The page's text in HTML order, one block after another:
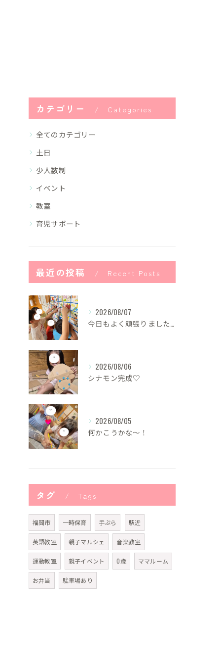
カテゴリー Categories
全てのカテゴリー
土日
少人数制
イベント
教室
育児サポート
最近の投稿 Recent Posts
2026/08/07
今日もよく頑張りました！
2026/08/06
シナモン完成♡
2026/08/05
何かこうかな〜！
タグ Tags
福岡市 一時保育 手ぶら 駅近
英語教室 親子マルシェ 音楽教室
運動教室 親子イベント 0歳 ママルーム
お弁当 駐車場あり